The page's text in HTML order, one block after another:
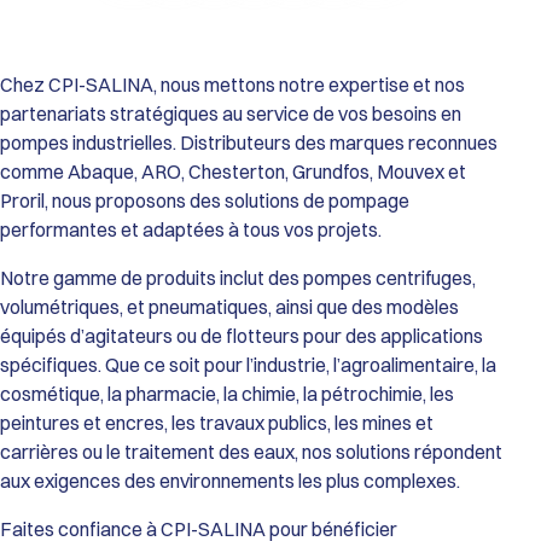
Viscosité : Capacité de transfert jusqu’à 55 000 cSt (modèle
HDX80).
Température de service : De 0°C à 70°C (Standard) et jusqu’à
80°C (avec tuyau EPDM).
Passage de solides : Particules dures jusqu’à 12 mm et
particules souples jusqu’à 20 mm.
Construction et Matériaux :
Roue et Couvercle : Fonte GS et Acier haute résistance.
Tuyaux Configurables (selon l’application) : Caoutchouc
Naturel (Standard), EPDM, Buna N (NBR), Buna N Alimentaire
(FDA), ou Hypalon.
Raccordements : Brides robustes ISO PN16 (Standard) ou ISO
PN20 / ANSI 150 (Option).
Atouts Opérationnels :
Fiabilité Maximale : Absence totale de garnitures mécaniques,
de clapets ou de vannes, éliminant les risques de fuites et de
blocages.
Maintenance Simplifiée : Le tuyau est l’unique pièce d’usure,
Chez CPI-SALINA, nous mettons notre expertise et nos
partenariats stratégiques au service de vos besoins en
pompes industrielles. Distributeurs des marques reconnues
comme Abaque, ARO, Chesterton, Grundfos, Mouvex et
Proril, nous proposons des solutions de pompage
performantes et adaptées à tous vos projets.
Notre gamme de produits inclut des pompes centrifuges,
volumétriques, et pneumatiques, ainsi que des modèles
équipés d’agitateurs ou de flotteurs pour des applications
spécifiques. Que ce soit pour l’industrie, l’agroalimentaire, la
cosmétique, la pharmacie, la chimie, la pétrochimie, les
peintures et encres, les travaux publics, les mines et
carrières ou le traitement des eaux, nos solutions répondent
aux exigences des environnements les plus complexes.
Faites confiance à CPI-SALINA pour bénéficier